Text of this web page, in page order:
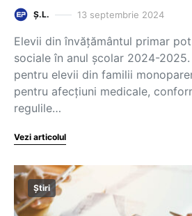
Ș.L. 13 septembrie 2024
Elevii din învățământul primar
sociale în anul școlar 2024-
pentru elevii din familii
pentru afecțiuni medicale,
regulile…
Vezi articolul
Știri